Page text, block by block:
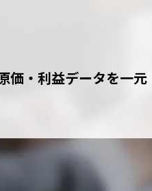
価・利益データを一元